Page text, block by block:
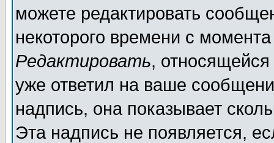
можете редактировать
некоторого времени с
Редактировать,
уже ответил на ваше
надпись, она показывает
Эта надпись не появляется,